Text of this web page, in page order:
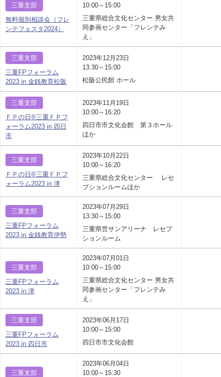
三重支部
無料個別相談会（フレ
ンテフェスタ2024）
10:00～15:00
三重県総合文化センター 男女共
同参画センター「フレンテみ
え」
三重支部
三重FPフォーラム
2023 in 金銭教育松阪
2023年12月23日
13:30～15:00
松阪公民館 ホール
三重支部
ＦＰの日®三重ＦＰフ
ォーラム2023 in 四日
市
2023年11月19日
10:00～16:20
四日市市文化会館 第３ホール
ほか
三重支部
ＦＰの日®三重ＦＰフ
ォーラム2023 in 津
2023年10月22日
10:00～16:20
三重県総合文化センター レセ
プションルームほか
三重支部
三重FPフォーラム
2023 in 金銭教育伊勢
2023年07月29日
13:30～15:00
三重県営サンアリーナ レセプ
ションルーム
三重支部
三重FPフォーラム
2023 in 津
2023年07月01日
10:00～15:00
三重県総合文化センター 男女共
同参画センター「フレンテみ
え」
三重支部
三重FPフォーラム
2023 in 四日市
2023年06月17日
10:00～15:00
四日市市文化会館
三重支部
2023年06月04日
10:00～15:30